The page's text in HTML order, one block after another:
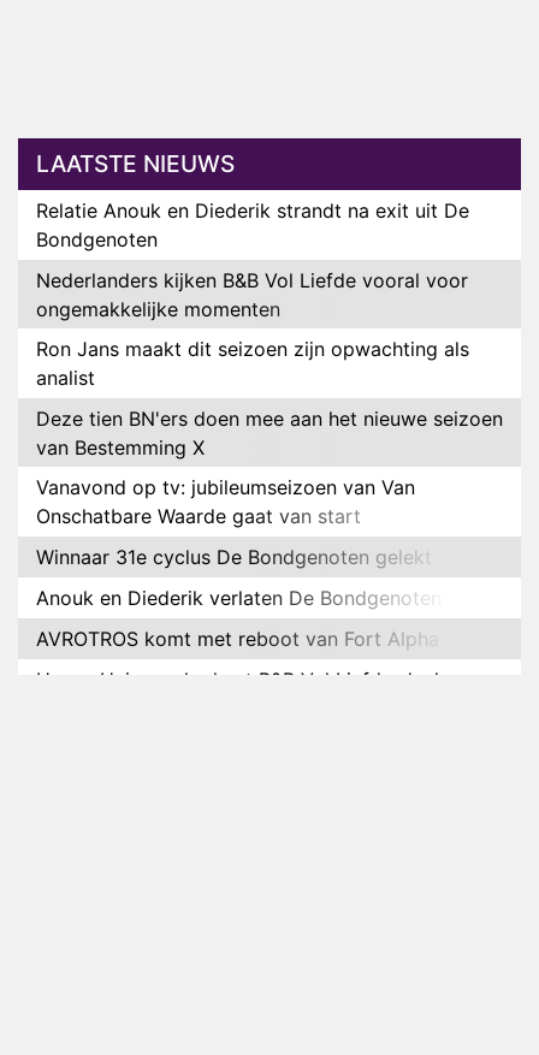
LAATSTE NIEUWS
Relatie Anouk en Diederik strandt na exit uit De
Bondgenoten
Nederlanders kijken B&B Vol Liefde vooral voor
ongemakkelijke momenten
Ron Jans maakt dit seizoen zijn opwachting als
analist
Deze tien BN'ers doen mee aan het nieuwe seizoen
van Bestemming X
Vanavond op tv: jubileumseizoen van Van
Onschatbare Waarde gaat van start
Winnaar 31e cyclus De Bondgenoten gelekt
Anouk en Diederik verlaten De Bondgenoten
AVROTROS komt met reboot van Fort Alpha
Henny Huisman herkent B&B Vol Liefde-deelnemer